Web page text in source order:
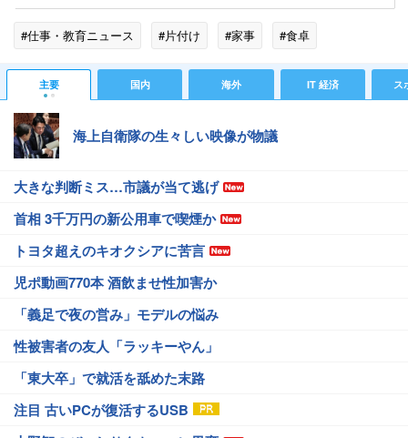
#仕事・教育ニュース #片付け #家事 #食卓
主要 国内 海外 IT 経済 ス
海上自衛隊の生々しい映像が物議
大きな判断ミス…市議が当て逃げ
首相 3千万円の新公用車で喫煙か
トヨタ超えのキオクシアに苦言
児ポ動画770本 酒飲ませ性加害か
「義足で夜の営み」モデルの悩み
性被害者の友人「ラッキーやん」
「東大卒」で就活を舐めた末路
注目 古いPCが復活するUSB